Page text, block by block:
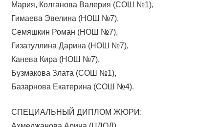
Мария, Колганова Валерия (СОШ №1),
Гимаева Эвелина (НОШ №7),
Семяшкин Роман (НОШ №7),
Гизатуллина Дарина (НОШ №7),
Канева Кира (НОШ №7),
Бузмакова Злата (СОШ №1),
Базарнова Екатерина (СОШ №4).
СПЕЦИАЛЬНЫЙ ДИПЛОМ ЖЮРИ: